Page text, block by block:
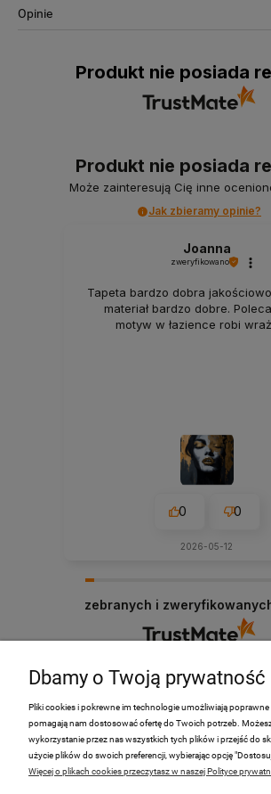
Opinie
Produkt nie posiada
Produkt nie posiada
Może zainteresują Cię inne
Jak zbieramy opinie?
Joanna
zweryfikowano
Tapeta bardzo dobra
materiał bardzo dobre.
motyw w łazience robi
0 0
2026-05-12
zebranych i
PRODUKTY
Moje Konto
Dbamy o Twoją prywatność
Pliki cookies i pokrewne im technologie umożliwiają poprawne
pomagają nam dostosować ofertę do Twoich potrzeb.
wykorzystanie przez nas wszystkich tych plików i przejść do
użycie plików do swoich preferencji, wybierając opcję
Więcej o plikach cookies przeczytasz w naszej Polityce